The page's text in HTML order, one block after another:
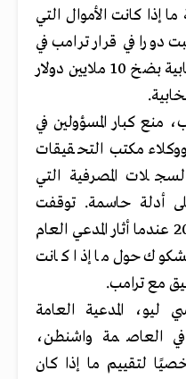
إذا كانت الأموال التي
في قرار ترامب في
بضخ
10 ملايين دولار
كبار المسؤولين في
ووكلاء مكتب التحقيقات
المصرفية التي
أدلة حاسمة. توقفت
القضية بحلول خريف عام 2019 عندما أثار المدعي العام
حول ما إذا كانت
مع ترامب.
ليو، المدعية العامة
في العاصمة واشنطن،
لتقييم ما إذا كان